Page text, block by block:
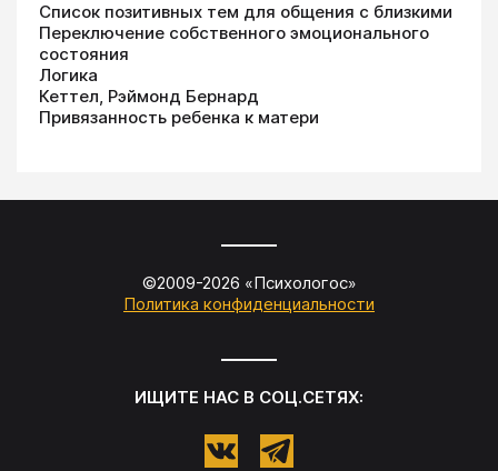
Список позитивных тем для общения с близкими
Переключение собственного эмоционального
состояния
Логика
Кеттел, Рэймонд Бернард
Привязанность ребенка к матери
©2009-2026 «Психологос»
Политика конфиденциальности
ИЩИТЕ НАС В СОЦ.СЕТЯХ: